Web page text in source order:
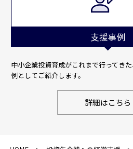
支援事例
中小企業投資育成がこれまで行ってき
例としてご紹介します。
詳細はこちら